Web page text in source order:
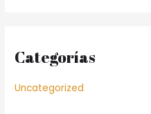
Categorías
Uncategorized